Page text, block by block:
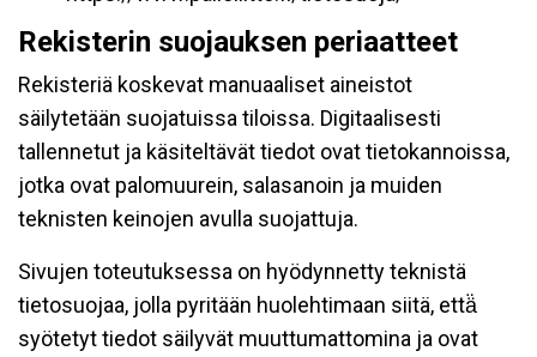
Rekisterin suojauksen periaatteet
Rekisteriä koskevat manuaaliset aineistot
säilytetään suojatuissa tiloissa. Digitaalisesti
tallennetut ja käsiteltävät tiedot ovat tietokannoissa,
jotka ovat palomuurein, salasanoin ja muiden
teknisten keinojen avulla suojattuja.
Sivujen toteutuksessa on hyödynnetty teknistä
tietosuojaa, jolla pyritään huolehtimaan siitä, että̈
syötetyt tiedot säilyvät muuttumattomina ja ovat